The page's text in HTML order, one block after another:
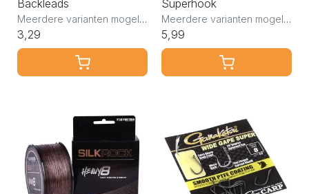
Backleads
Meerdere varianten mogelijk
3,29
Superhook
Meerdere varianten mogelijk
5,99